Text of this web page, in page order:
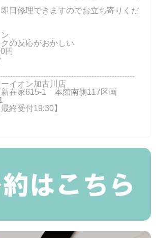
日修理できますのでお立ち寄りくだ
の反応がおかしい
円
イオン加古川店
新在家615-1 本館南側117区画
終受付19:30】